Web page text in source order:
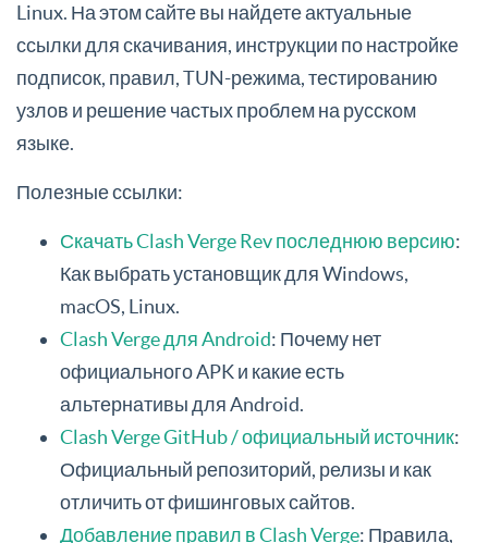
Linux. На этом сайте вы найдете актуальные
ссылки для скачивания, инструкции по настройке
подписок, правил, TUN-режима, тестированию
узлов и решение частых проблем на русском
языке.
Полезные ссылки:
Скачать Clash Verge Rev последнюю версию:
Как выбрать установщик для Windows,
macOS, Linux.
Clash Verge для Android: Почему нет
официального APK и какие есть
альтернативы для Android.
Clash Verge GitHub / официальный источник:
Официальный репозиторий, релизы и как
отличить от фишинговых сайтов.
Добавление правил в Clash Verge: Правила,